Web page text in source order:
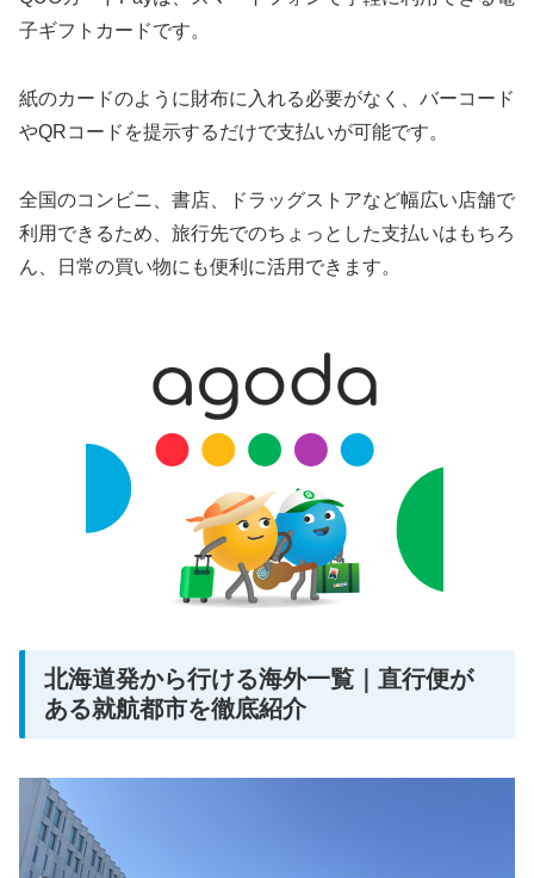
子ギフトカードです。
紙のカードのように財布に入れる必要がなく、バーコード
やQRコードを提示するだけで支払いが可能です。
全国のコンビニ、書店、ドラッグストアなど幅広い店舗で
利用できるため、旅行先でのちょっとした支払いはもちろ
ん、日常の買い物にも便利に活用できます。
北海道発から行ける海外一覧｜直行便が
ある就航都市を徹底紹介